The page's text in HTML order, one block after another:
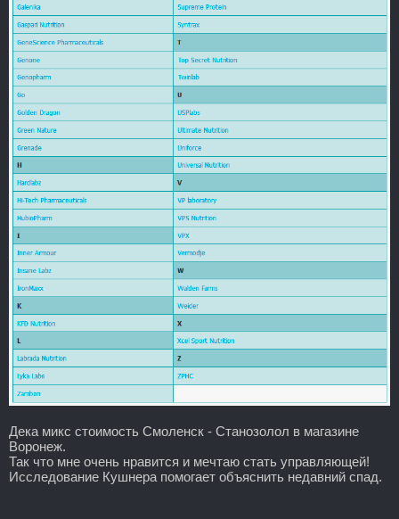
Дека микс стоимость Смоленск - Станозолол в магазине
Воронеж.
Так что мне очень нравится и мечтаю стать управляющей!
Исследование Кушнера помогает объяснить недавний спад.